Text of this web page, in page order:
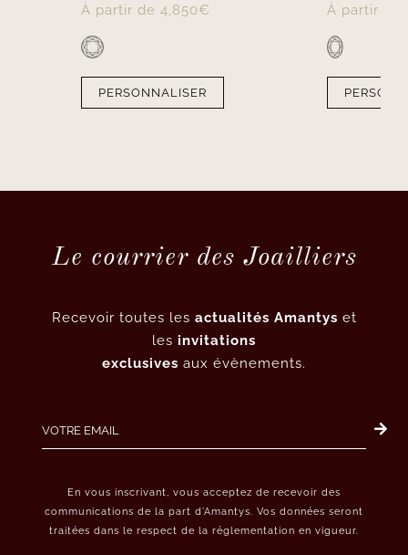
À partir de 4,850€
PERSONNALISER
À partir de
Le courrier des Joailliers
Recevoir toutes les actualités Amantys et
les invitations
exclusives aux évènements.
En vous inscrivant, vous acceptez de recevoir des
communications de la part d’Amantys. Vos données seront
traitées dans le respect de la réglementation en vigueur.